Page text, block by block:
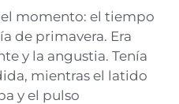
momento: el tiempo
de primavera. Era
y la angustia. Tenía
mientras el latido
y el pulso